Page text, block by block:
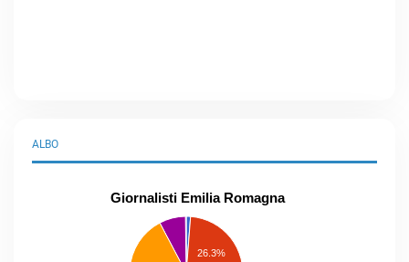
ALBO
Giornalisti Emilia Romagna
26.3%